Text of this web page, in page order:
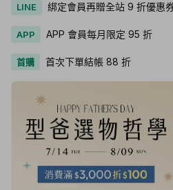
LINE 綁定會員再贈全站 9 折優惠
APP APP 會員每月限定 95 折
首購 首次下單結帳 88 折